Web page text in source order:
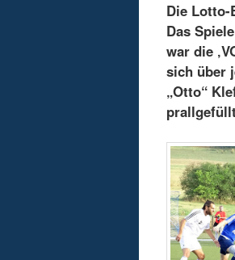
Die Lotto-
Das
war die
sich über
„Otto“